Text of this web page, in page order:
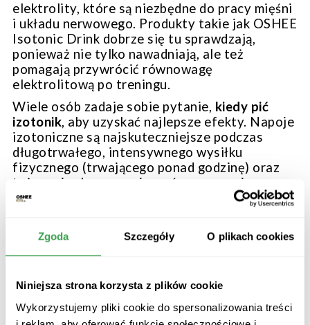
Zgoda Szczegóły O plikach cookies
Niniejsza strona korzysta z plików cookie
Wykorzystujemy pliki cookie do spersonalizowania treści
elektrolity, które są niezbędne do pracy mięśni
i układu nerwowego. Produkty takie jak OSHEE
Isotonic Drink dobrze się tu sprawdzają,
ponieważ nie tylko nawadniają, ale też
pomagają przywrócić równowagę
elektrolitową po treningu.
Wiele osób zadaje sobie pytanie, kiedy pić
izotonik, aby uzyskać najlepsze efekty. Napoje
izotoniczne są najskuteczniejsze podczas
długotrwałego, intensywnego wysiłku
fizycznego (trwającego ponad godzinę) oraz
tuż po nim, by przyspieszyć regenerację.
Sprawdzają się również w upalne dni, gdy wraz
co najlepiej gasi pragnienie
na co dzień wystarczy woda, ale w bardziej
wymagających warunkach izotonik może
Do szybkiego nawodnienia organizmu sprawdzi
się również OSHEE Hydro Boost Nawodnienie.